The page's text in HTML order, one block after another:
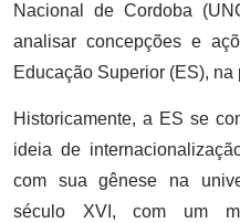
Nacional de Cordoba
analisar concepções e
Educação Superior (ES),
Historicamente, a ES se
ideia de
com sua gênese na
século XVI, com um